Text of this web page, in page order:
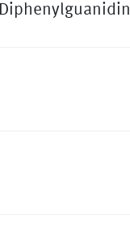
Diphenylguanidin